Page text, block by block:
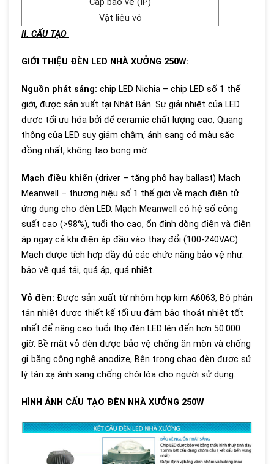
Cấp bảo vệ (IP)
Vật liệu vỏ
II. CẤU TẠO
GIỚI THIỆU ĐÈN LED NHÀ XƯỞNG 250W:
Nguồn phát sáng: chip LED Nichia – chip LED số 1 thế
giới, được sản xuất tại Nhật Bản. Sự giải nhiệt của LED
được tối ưu hóa bởi đế ceramic chất lượng cao, Quang
thông của LED suy giảm chậm, ánh sang có màu sắc
đồng nhất, không tạo bong mờ.
Mạch điều khiển (driver – tăng phô hay ballast) Mạch
Meanwell – thương hiệu số 1 thế giới về mạch điện tử
ứng dụng cho đèn LED. Mạch Meanwell có hệ số công
suất cao (>98%), tuổi thọ cao, ổn định dòng điện và điện
áp ngay cả khi điện áp đầu vào thay đổi (100-240VAC).
Mạch được tích hợp đầy đủ các chức năng bảo vệ như:
bảo vệ quá tải, quá áp, quá nhiệt…
Vỏ đèn: Được sản xuất từ nhôm hợp kim A6063, Bộ phận
tản nhiệt được thiết kế tối ưu đảm bảo thoát nhiệt tốt
nhất để nâng cao tuổi thọ đèn LED lên đến hơn 50.000
giờ. Bề mặt vỏ đèn được bảo vệ chống ăn mòn và chống
gỉ bằng công nghệ anodize, Bên trong chao đèn được sử
lý tán xạ ánh sang chống chói lóa cho người sử dụng.
HÌNH ẢNH CẤU TẠO ĐÈN NHÀ XƯỞNG 250W